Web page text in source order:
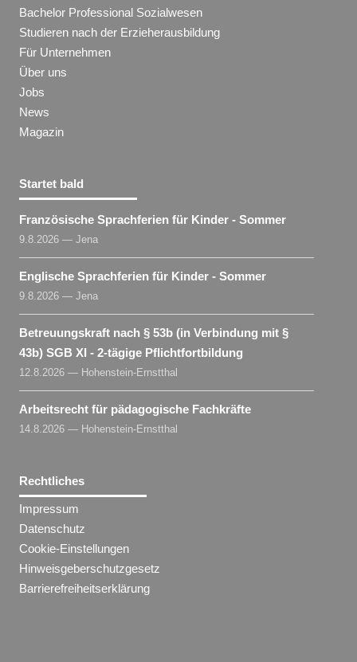
Bachelor Professional Sozialwesen
Studieren nach der Erzieherausbildung
Für Unternehmen
Über uns
Jobs
News
Magazin
Startet bald
Französische Sprachferien für Kinder - Sommer
9.8.2026 — Jena
Englische Sprachferien für Kinder - Sommer
9.8.2026 — Jena
Betreuungskraft nach § 53b (in Verbindung mit §
43b) SGB XI - 2-tägige Pflichtfortbildung
12.8.2026 — Hohenstein-Ernstthal
Arbeitsrecht für pädagogische Fachkräfte
14.8.2026 — Hohenstein-Ernstthal
Rechtliches
Impressum
Datenschutz
Cookie-Einstellungen
Hinweisgeberschutzgesetz
Barrierefreiheitserklärung